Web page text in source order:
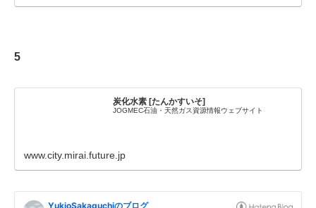
5
炭化水素 [たんかすいそ]
JOGMEC石油・天然ガス資源情報ウェブサイト
www.city.mirai.future.jp